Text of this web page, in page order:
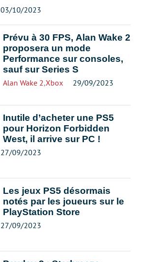
03/10/2023
Prévu à 30 FPS, Alan Wake 2
proposera un mode
Performance sur consoles,
sauf sur Series S
Alan Wake 2,Xbox 29/09/2023
Inutile d’acheter une PS5
pour Horizon Forbidden
West, il arrive sur PC !
27/09/2023
Les jeux PS5 désormais
notés par les joueurs sur le
PlayStation Store
27/09/2023